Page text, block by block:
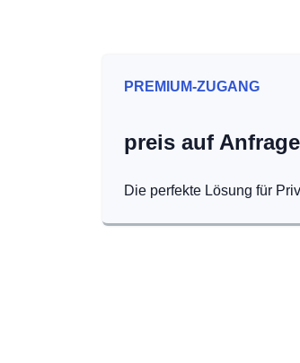
PREMIUM-ZUGANG
preis auf Anfrage
Die perfekte Lösung für